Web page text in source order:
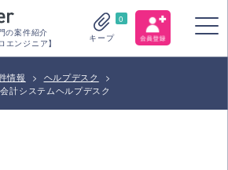
の案件紹介
エンジニア】
0
キープ
情報 > ヘルプデスク
>
計システムヘルプデスク